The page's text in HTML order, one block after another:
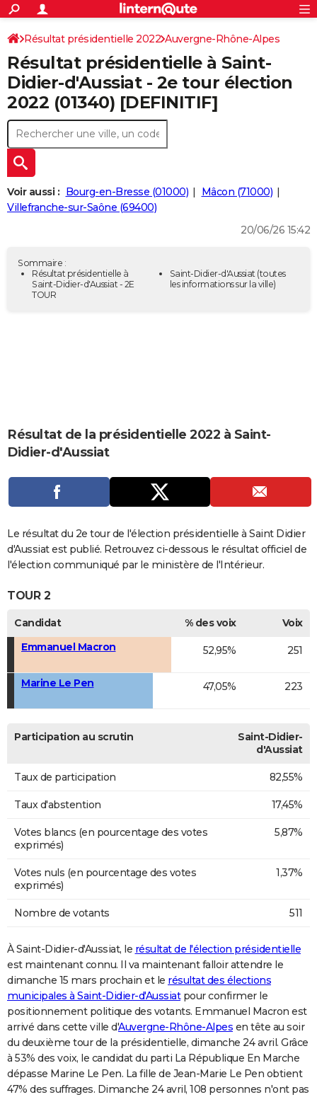
ACTUALITÉS
Politique
Société
Faits Divers
Education
Monde
Villes
+
SPORT
Coupe du monde 2026
Football
Tennis
Cyclisme
Rugby
Forum
CULTURE
Programme TV
TNT
Streaming
Cinéma
Sorties cinéma
Musique
+
FINANCE
Retraite
Impôts
Epargne
Immobilier
Risques naturels par ville
Banque
Assurance
CréditAUTO
Essais
Réserver un essai
Citadines
Berlines
SUV
Forum auto
+HIGH-TECH
Mobiles
Meilleur smartphone
Internet
Ordinateurs
Jeux vidéo
Guide high-tech
+
BRICOLAGE
Forum
Aménagement intérieur
Extérieur
Cuisine
Salle de bains
Jardinage
Rangement
+
Art de vivre
Bien-être
Loisirs
ModeModes de vie
SANTE
Carte de Noël
Carte Bonne année
Carte Saint-Valentin
Carte Pâques
Carte d'anniversaire
DICTIONNAIRE
PROGRAMME TV
COPAINS D'AVANT
S'inscrire
Se connecter
Lycées
Collèges
Primaires
Universités
Entreprises
Service militaire
Avis de recherche
AVIS DE DÉCÈS
FORUM
Bricolage
Lifestyle
Culture
Sport
Auto
Television
Voyage
Cinema
Rechercher
S'inscrire
Connexion
Résultat présidentielle 2022 Auvergne-Rhône-Alpes
Ain
Résultat présidentielle à Saint-
Didier-d'Aussiat - 2e tour élection
2022 (01340) [DEFINITIF]
Voir aussi : Bourg-en-Bresse (01000)
Mâcon (71000)
Villefranche-sur-Saône (69400)
20/06/26 15:42
Sommaire :
Résultat présidentielle à
Saint-Didier-d'Aussiat - 2E
TOUR
Saint-Didier-d'Aussiat(toutes
les informations sur la ville)
Résultat de la présidentielle 2022 à Saint-
Didier-d'Aussiat
Le résultat du 2e tour de l'élection présidentielle à Saint Didier
d'Aussiat est publié. Retrouvez ci-dessous le résultat officiel de
l'élection communiqué par le ministère de l'Intérieur.
TOUR 2
Candidat % des voix
Voix
Emmanuel Macron
52,95% 251
Marine Le Pen 47,05% 223
Participation au scrutin
Saint-Didier-
d'Aussiat
Taux de participation 82,55%
Taux d'abstention 17,45%
Votes blancs (en pourcentage des votes
exprimés)
5,87%
Votes nuls (en pourcentage des votes
exprimés)
1,37%
Nombre de votants 511
À Saint-Didier-d'Aussiat, le résultat de l'élection présidentielle
est maintenant connu. Il va maintenant falloir attendre le
dimanche 15 mars prochain et le résultat des élections
municipales à Saint-Didier-d'Aussiatpour confirmer le
positionnement politique des votants. Emmanuel Macron est
arrivé dans cette ville d'Auvergne-Rhône-Alpes en tête au soir
du deuxième tour de la présidentielle, dimanche 24 avril. Grâce
à 53% des voix, le candidat du parti La République En Marche
dépasse Marine Le Pen. La fille de Jean-Marie Le Pen obtient
47% des suffrages. Dimanche 24 avril, 108 personnes n'ont pas